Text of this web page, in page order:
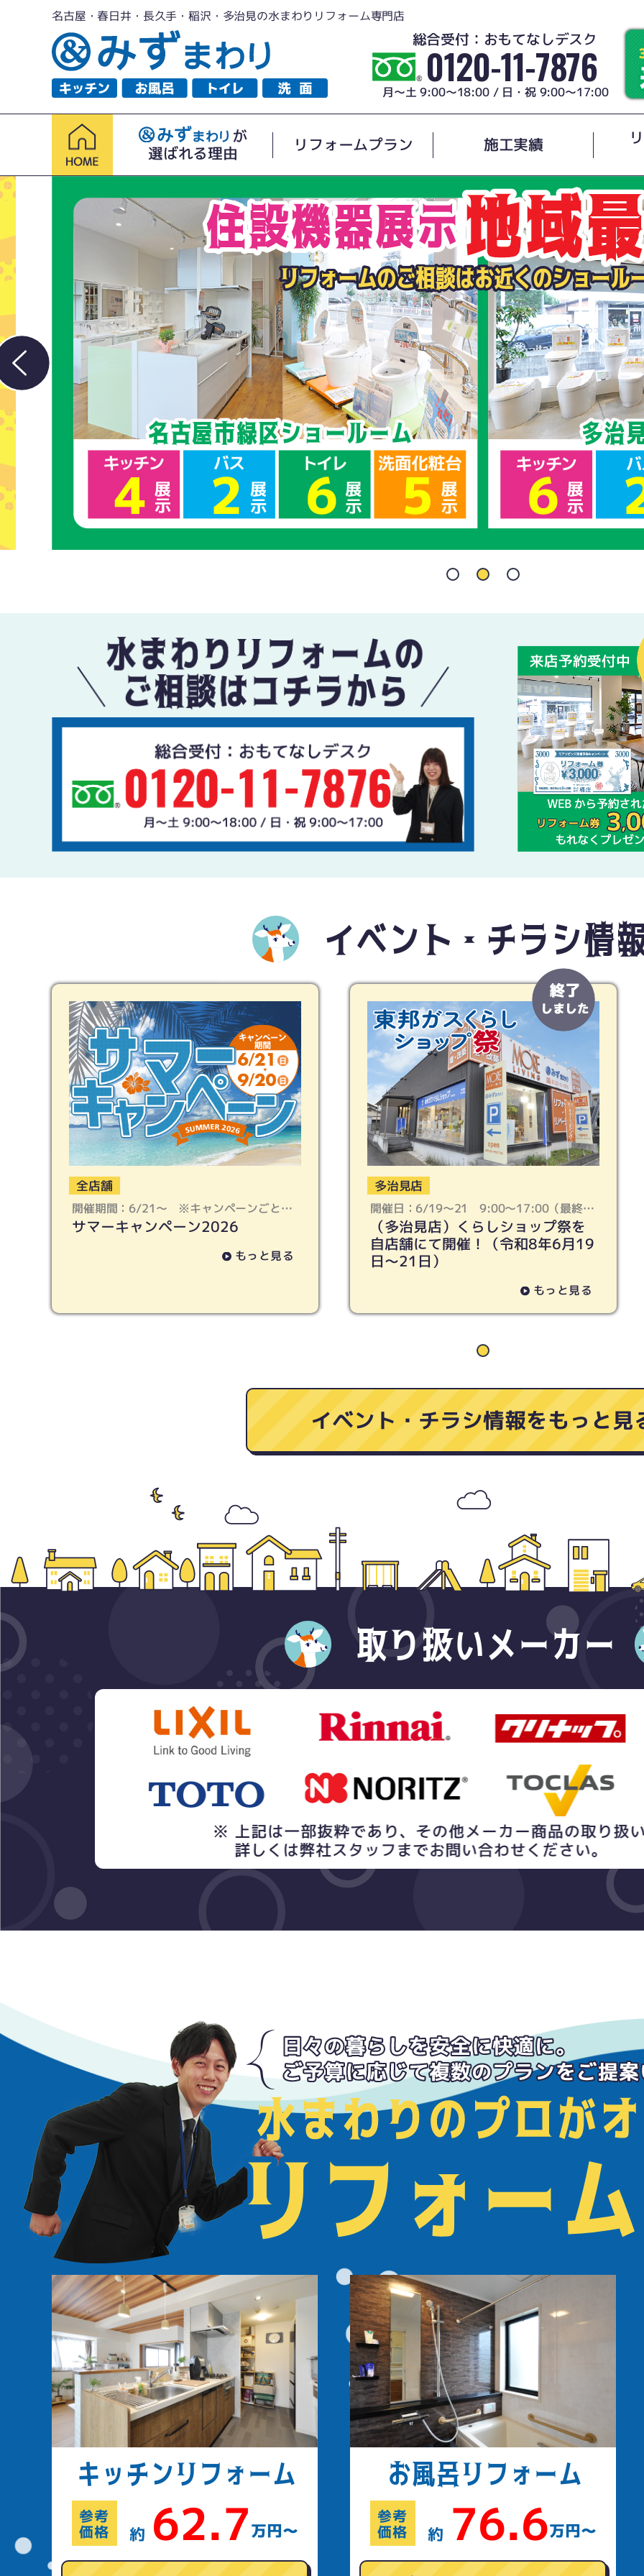
名古屋・春日井・長久手・稲沢・多治見の水まわりリフォーム専門店
総合受付：おもてなしデスク
0120-11-7876
月～土 9:00～18:00 / 日・祝 9:00～17:00
が
選ばれる理由
リフォームプラン 施工実績
イベント・チラシ情
全店舗
開催期間：6/21〜 ※キャンペーンごとに
終了期限は異なります
サマーキャンペーン2026
もっと見る
多治見店
開催日：6/19〜21 9:00〜17:00（最終受
付：16:30となります）
（多治見店）くらしショップ祭を
自店舗にて開催！（令和8年6月19
日〜21日）
もっと見る
イベント・チラシ情報をもっと見
取り扱いメーカー
キッチンリフォーム
参考
価格 約 62.7万円〜
お風呂リフォーム
参考
価格 約 76.6万円〜